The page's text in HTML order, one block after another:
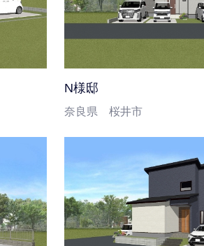
N様邸
奈良県 桜井市